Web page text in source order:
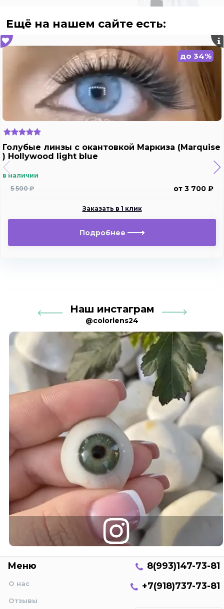
Ещё на нашем сайте есть:
до 34%
Голубые линзы с окантовкой Маркиза (Marquise
) Hollywood light blue
в наличии
5 500 ₽
от 3 700 ₽
Заказать в 1 клик
Подробнее
Наш инстаграм
@colorlens24
Меню
О нас
Отзывы
8(993)147-73-81
+7(918)737-73-81